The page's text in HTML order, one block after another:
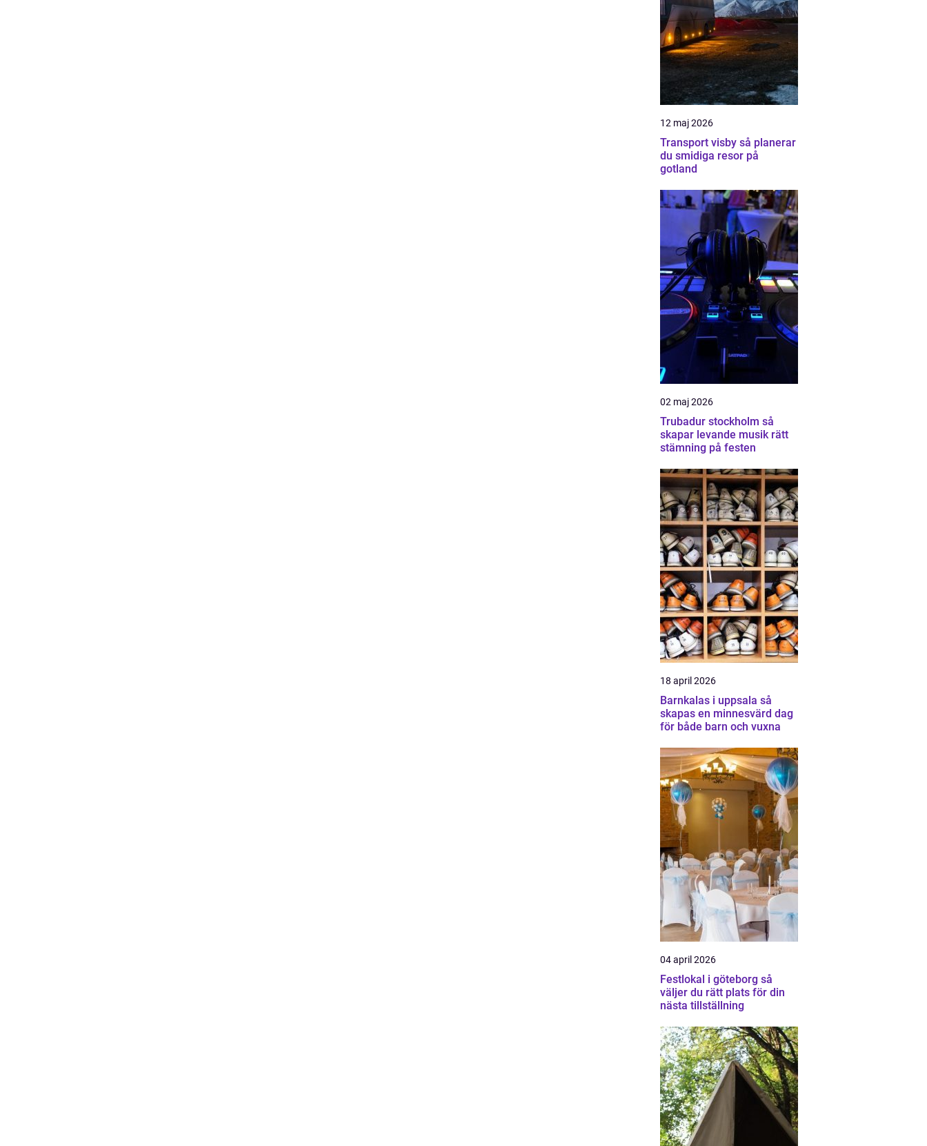
12 maj 2026
Transport visby så planerar
du smidiga resor på
gotland
02 maj 2026
Trubadur stockholm så
skapar levande musik rätt
stämning på festen
18 april 2026
Barnkalas i uppsala så
skapas en minnesvärd dag
för både barn och vuxna
04 april 2026
Festlokal i göteborg så
väljer du rätt plats för din
nästa tillställning